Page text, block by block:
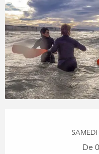
SAMEDI
De